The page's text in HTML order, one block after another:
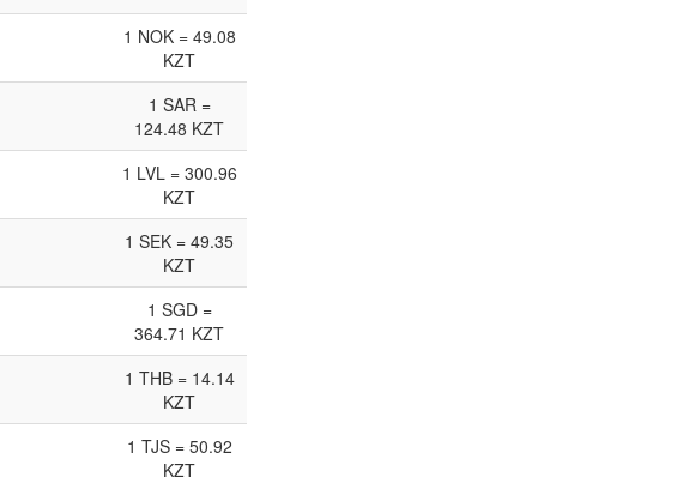
1 NOK = 49.08
KZT
1 SAR =
124.48 KZT
1 LVL = 300.96
KZT
1 SEK = 49.35
KZT
1 SGD =
364.71 KZT
1 THB = 14.14
KZT
1 TJS = 50.92
KZT